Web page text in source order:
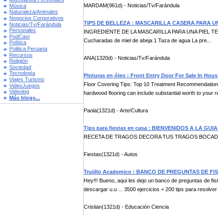
Música
Naturaleza/Animales
Negocios Corporativos
Noticias/Tv/Farándula
Personales
PodCast
Política
Politica Peruana
Recursos
Religión
Sociedad
Tecnología
Viajes Turismo
VideoJuegos
Videolog
Más blogs...
MARDAM(961d) - Noticias/Tv/Farándula
TIPS DE BELLEZA : MASCARILLA CASERA PARA
INGREDIENTE DE LA MASCARILLA PARA UNA PIEL
Cucharadas de miel de abeja 1 Taza de agua La pre...
ANA(1320d) - Noticias/Tv/Farándula
Pinturas en óleo : Front Entry Door For Sale In
Floor Covering Tips: Top 10 Treatment
hardwood flooring can include substantial worth to your
Paola(1321d) - Arte/Cultura
Tips para fiestas en casa : BIENVENIDOS A LA GUIA
RECETA DE TRAGOS DECORA TUS TRAGOS
Fiestas(1321d) - Autos
Trujillo Academico : BANCO DE PREGUNTAS DE
Hey!!! Bueno, aqui les dejo un banco de preguntas de
descargar u.u ... 3500 ejercicios + 200 tips para resolver
Cristian(1321d) - Educación Ciencia